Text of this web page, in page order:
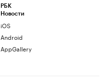
РБК
Новости
iOS
Android
AppGallery